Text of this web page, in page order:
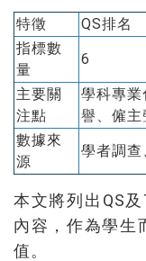
特徵 QS排名
指標數
量
6
主要關
注點
學科專
譽、僱主
數據來
源
學者調查
本文將列出QS
內容，作為學生
值。